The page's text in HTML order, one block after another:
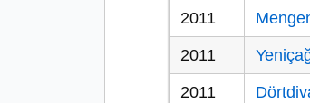
2011
2011
2011